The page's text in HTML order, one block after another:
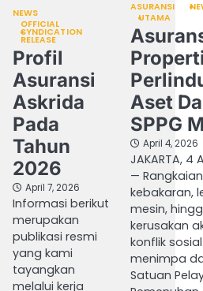
NEWS
OFFICIAL
SYNDICATION
RELEASE
Profil
Asuransi
Askrida
Pada
Tahun
2026
April 7, 2026
Informasi berikut
merupakan
publikasi resmi
yang kami
tayangkan
melalui kerja
ASURANSI
UTAMA
Aset
SPPG
April 4, 2026
JAKARTA, 4
— Rangkaian
kebakaran,
mesin,
kerusakan
konflik
menimpa
Satuan